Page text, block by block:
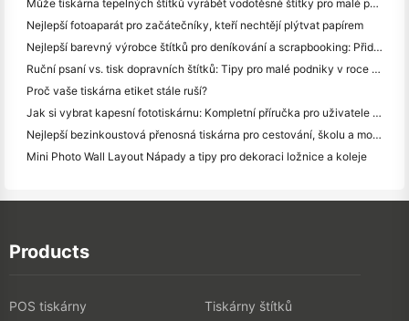
Může tiskárna tepelných štítků vyrábět vodotěsné štítky pro malé podniky?
Nejlepší fotoaparát pro začátečníky, kteří nechtějí plýtvat papírem
Nejlepší barevný výrobce štítků pro deníkování a scrapbooking: Přidat více barev na každou stránku
Ruční psaní vs. tisk dopravních štítků: Tipy pro malé podniky v roce 2026
Proč vaše tiskárna etiket stále ruší?
Jak si vybrat kapesní fototiskárnu: Kompletní příručka pro uživatele deníků, cestování a iPhone
Nejlepší bezinkoustová přenosná tiskárna pro cestování, školu a mobilní práci: Hanin MT620 Pro Review
Mini Photo Wall Layout Nápady a tipy pro dekoraci ložnice a koleje
Products
POS tiskárny
Tiskárny štítků